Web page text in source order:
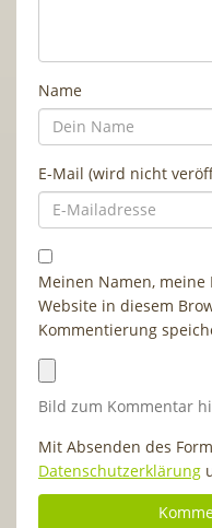
Name
E-Mail (wird nicht
Meinen Namen,
Website in diesem
Kommentierung
Bild zum Kommentar
Mit Absenden des
Datenschutzerklärung